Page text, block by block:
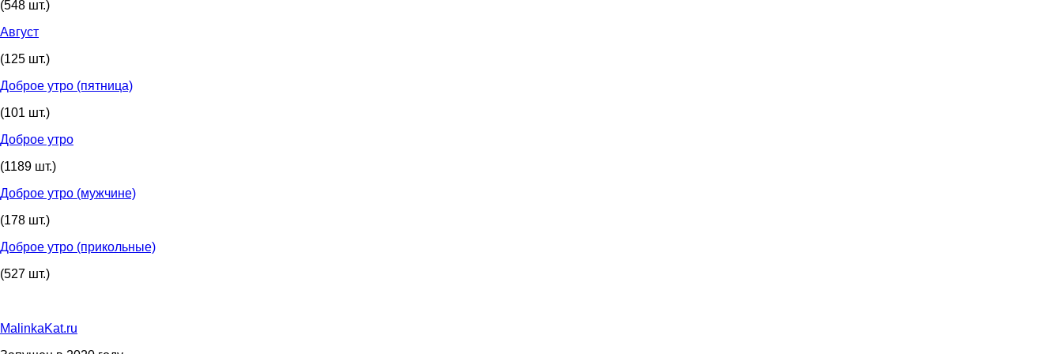
(548 шт.)
Август
(125 шт.)
Доброе утро (пятница)
(101 шт.)
Доброе утро
(1189 шт.)
Доброе утро (мужчине)
(178 шт.)
Доброе утро (прикольные)
(527 шт.)
MalinkaKat.ru